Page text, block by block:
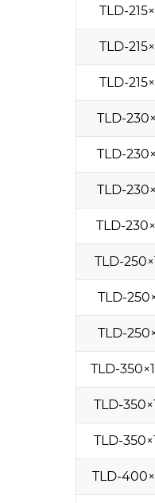
TLD-
TLD-
TLD-
TLD-
TLD-
TLD-
TLD-
TLD-
TLD-
TLD-
TLD-
TLD-
TLD-
TLD-